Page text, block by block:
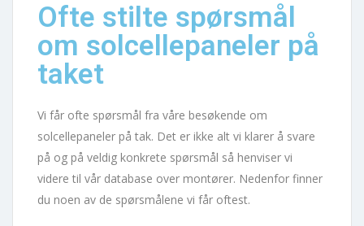
Ofte stilte spørsmål
om solcellepaneler på
taket
Vi får ofte spørsmål fra våre besøkende om
solcellepaneler på tak. Det er ikke alt vi klarer å svare
på og på veldig konkrete spørsmål så henviser vi
videre til vår database over montører. Nedenfor finner
du noen av de spørsmålene vi får oftest.